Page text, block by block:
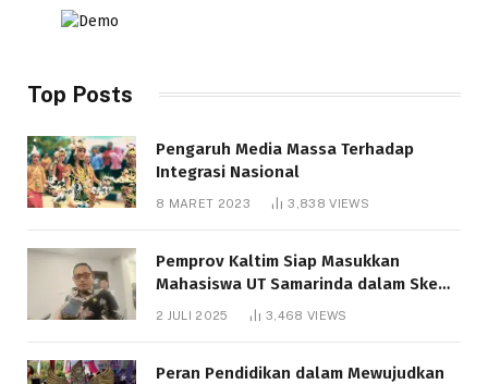
Top Posts
Pengaruh Media Massa Terhadap
Integrasi Nasional
8 MARET 2023 3,838VIEWS
Pemprov Kaltim Siap Masukkan
Mahasiswa UT Samarinda dalam Skema
Bantuan Pendidikan Gratispol
2 JULI 2025 3,468 VIEWS
Peran Pendidikan dalam Mewujudkan